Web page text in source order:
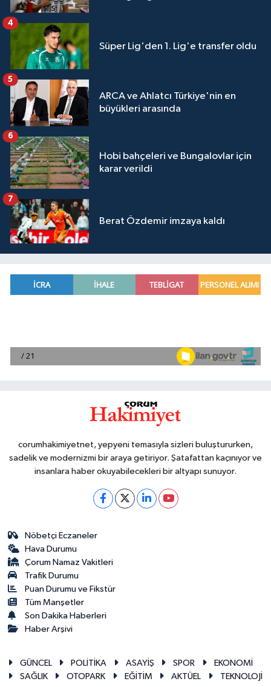
Süper Lig'den 1. Lig'e transfer oldu
4
ARCA ve Ahlatcı Türkiye'nin en
büyükleri arasında
5
Hobi bahçeleri ve Bungalovlar için
karar verildi
6
Berat Özdemir imzaya kaldı
7
corumhakimiyetnet, yepyeni temasıyla sizleri buluştururken,
sadelik ve modernizmi bir araya getiriyor. Şatafattan kaçınıyor ve
insanlara haber okuyabilecekleri bir altyapı sunuyor.
Nöbetçi Eczaneler
Hava Durumu
Çorum Namaz Vakitleri
Trafik Durumu
Puan Durumu ve Fikstür
Tüm Manşetler
Son Dakika Haberleri
Haber Arşivi
GÜNCEL POLİTİKA ASAYİŞ SPOR
EKONOMİ
SAĞLIK
OTOPARK EĞİTİM AKTÜEL TEKNOLOJİ